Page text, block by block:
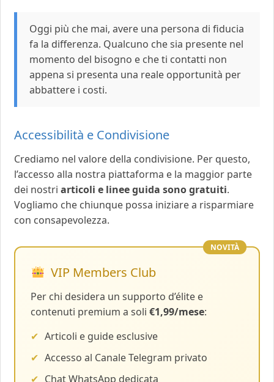
Oggi più che mai, avere una persona di fiducia
fa la differenza. Qualcuno che sia presente nel
momento del bisogno e che ti contatti non
appena si presenta una reale opportunità per
abbattere i costi.
Accessibilità e Condivisione
Crediamo nel valore della condivisione. Per questo,
l’accesso alla nostra piattaforma e la maggior parte
dei nostriarticoli e linee guida sono gratuiti.
Vogliamo che chiunque possa iniziare a risparmiare
con consapevolezza.
NOVITÀ
VIP Members Club
Per chi desidera un supporto d’élite e
contenuti premium a soli€1,99/mese:
✔ Articoli e guide esclusive
✔ Accesso al Canale Telegram privato
✔ Chat WhatsApp dedicata